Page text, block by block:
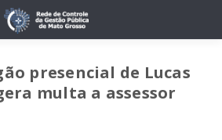
presencial de Lucas
multa a assessor